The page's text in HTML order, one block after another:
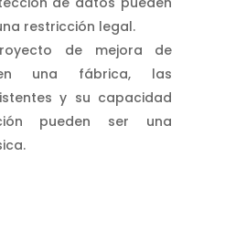
restricción legal.
de mejora de
una fábrica, las
y su capacidad
pueden ser una